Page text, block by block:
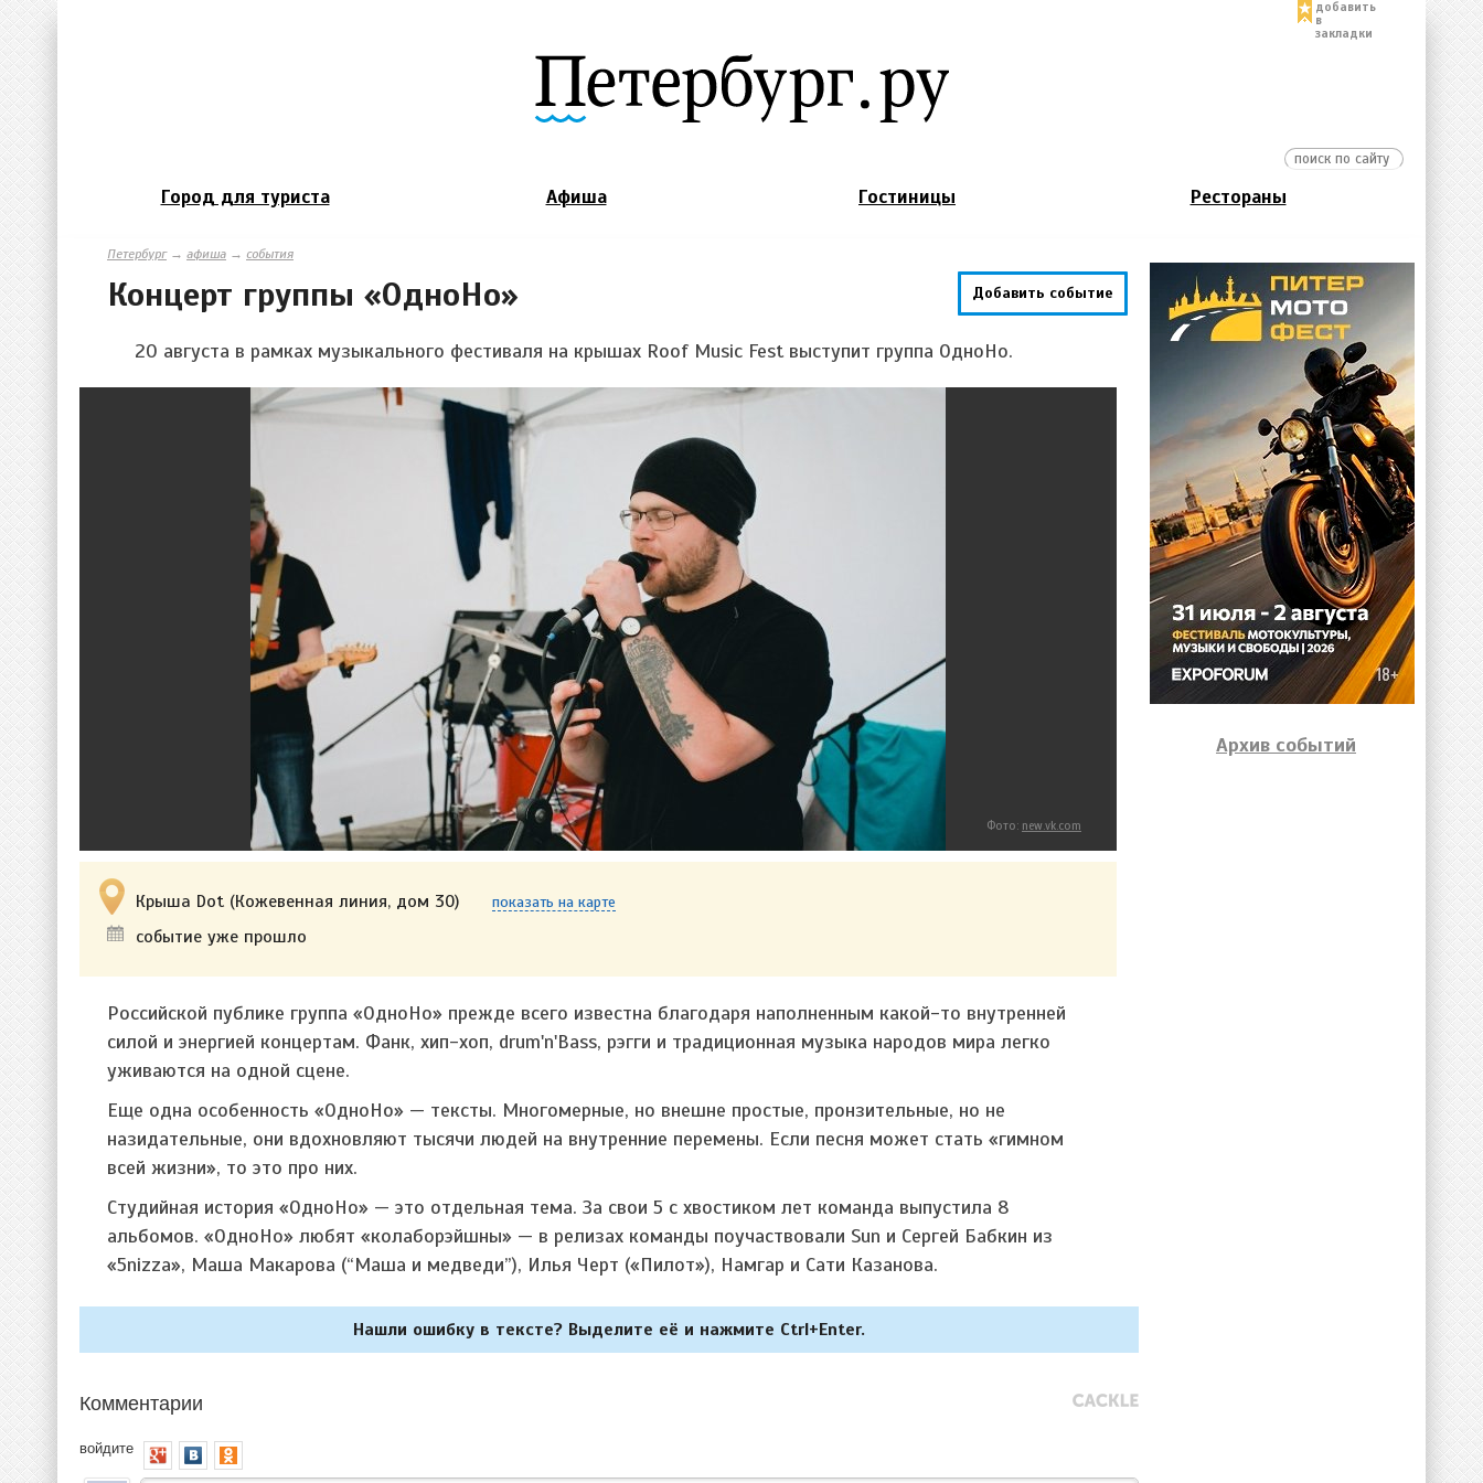
добавить
в
закладки
Город для туриста Афиша Гостиницы Рестораны
Петербург→ афиша → события
Добавить событие
Концерт группы «ОдноНо»
20 августа в рамках музыкального фестиваля на крышах Roof Music Fest выступит группа ОдноНо.
Фото: new.vk.com
Крыша Dot (Кожевенная линия, дом 30) показать на карте
событие уже прошло
Российской публике группа «ОдноНо» прежде всего известна благодаря наполненным какой-то внутренней
силой и энергией концертам. Фанк, хип-хоп, drum'n'Bass, рэгги и традиционная музыка народов мира легко
уживаются на одной сцене.
Еще одна особенность «ОдноНо» — тексты. Многомерные, но внешне простые, пронзительные, но не
назидательные, они вдохновляют тысячи людей на внутренние перемены. Если песня может стать «гимном
всей жизни», то это про них.
Студийная история «ОдноНо» — это отдельная тема. За свои 5 с хвостиком лет команда выпустила 8
альбомов. «ОдноНо» любят «колаборэйшны» — в релизах команды поучаствовали Sun и Сергей Бабкин из
«5nizza», Маша Макарова (“Маша и медведи”), Илья Черт («Пилот»), Намгар и Сати Казанова.
Нашли ошибку в тексте? Выделите её и нажмите Ctrl+Enter.
Комментарии
войдите
Архив событий